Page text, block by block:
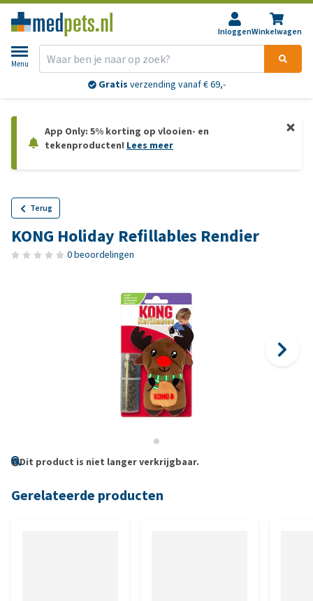
InloggenWinkelwagen
Menu
Gratis verzending vanaf € 69,-
App Only: 5% korting op vlooien- en
tekenproducten! Lees meer
Terug
KONG Holiday Refillables Rendier
0 beoordelingen
Dit product is niet langer verkrijgbaar.
Gerelateerde producten